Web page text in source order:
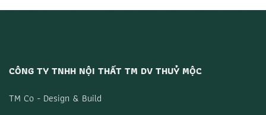
CÔNG TY TNHH NỘI THẤT TM DV THUỶ MỘC
TM Co - Design & Build